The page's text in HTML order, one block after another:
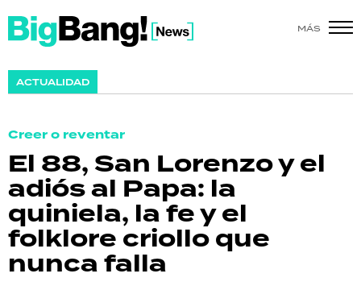
MÁS
ACTUALIDAD
Creer o reventar
El 88, San Lorenzo y el
adiós al Papa: la
quiniela, la fe y el
folklore criollo que
nunca falla
SHOW
ACTUALIDAD
POLICIALES
ECONOMÍA
GRAN HERMANO